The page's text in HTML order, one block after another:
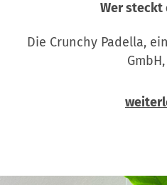
Wer steckt
Die Crunchy Padella,